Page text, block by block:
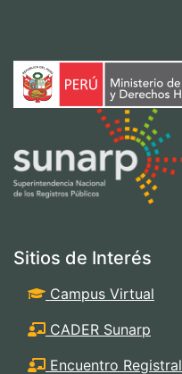
Sitios de Interés
Campus Virtual
CADER Sunarp
Encuentro Registral